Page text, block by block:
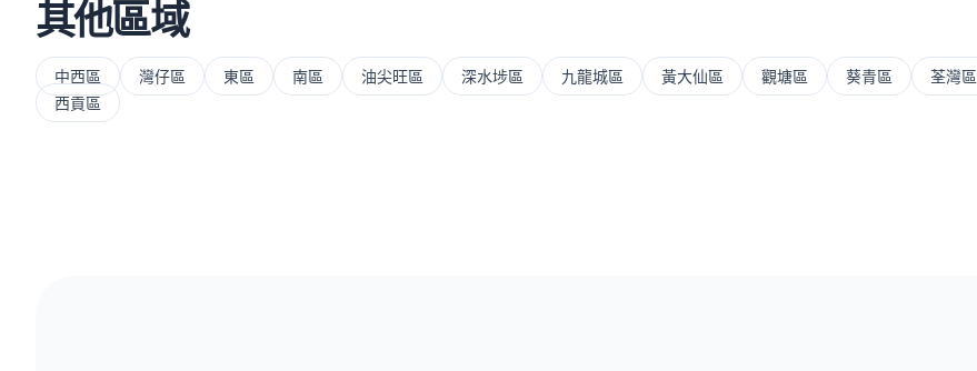
其他區域
中西區 灣仔區 東區 南區 油尖旺區 深水埗區 九龍城區 黃大仙區 觀塘區 葵青區 荃灣區
西貢區